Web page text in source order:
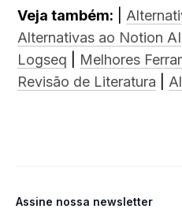
Veja também:
Alternativas ao Notion AI
Logseq
Melhores
Revisão de Literatura
Assine nossa newsletter